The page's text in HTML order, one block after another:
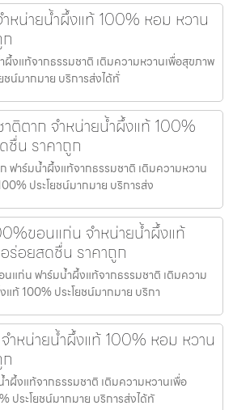
ำหน่ายน้ำผึ้งแท้ 100% หอม หวาน
ผึ้งแท้จากธรรมชาติ เติมความหวานเพื่อสุขภาพ
น์มากมาย บริการส่งได้ทั่
ติตาก จำหน่ายน้ำผึ้งแท้ 100%
ชื่น ราคาถูก
ฟาร์มน้ำผึ้งแท้จากธรรมชาติ เติมความหวาน
ประโยชน์มากมาย บริการส่ง
ขอนแก่น จำหน่ายน้ำผึ้งแท้
ร่อยสดชื่น ราคาถูก
แก่น ฟาร์มน้ำผึ้งแท้จากธรรมชาติ เติมความ
ท้ 100% ประโยชน์มากมาย บริกา
ำหน่ายน้ำผึ้งแท้ 100% หอม หวาน
ผึ้งแท้จากธรรมชาติ เติมความหวานเพื่อ
ประโยชน์มากมาย บริการส่งได้ทั